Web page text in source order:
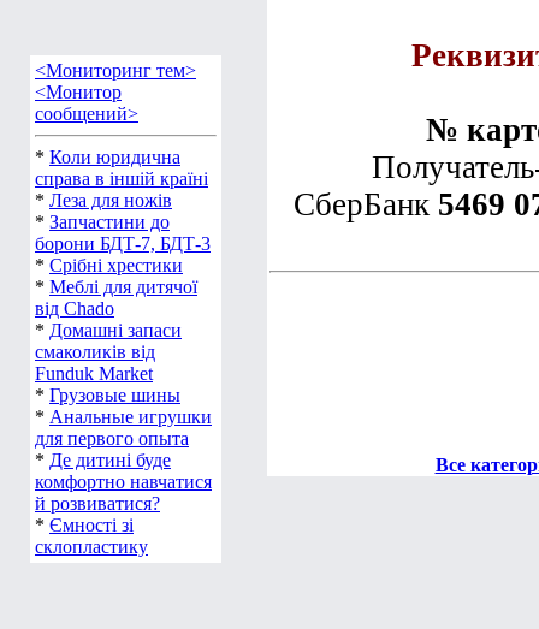
<Мониторинг тем>
<Монитор
сообщений>
* Коли юридична
справа в іншій країні
* Леза для ножів
* Запчастини до
борони БДТ-7, БДТ-3
* Срібні хрестики
* Меблі для дитячої
від Chado
* Домашні запаси
смаколиків від
Funduk Market
* Грузовые шины
* Анальные игрушки
для первого опыта
* Де дитині буде
комфортно навчатися
й розвиватися?
* Ємності зі
склопластику
№
СберБанк 5469
Все